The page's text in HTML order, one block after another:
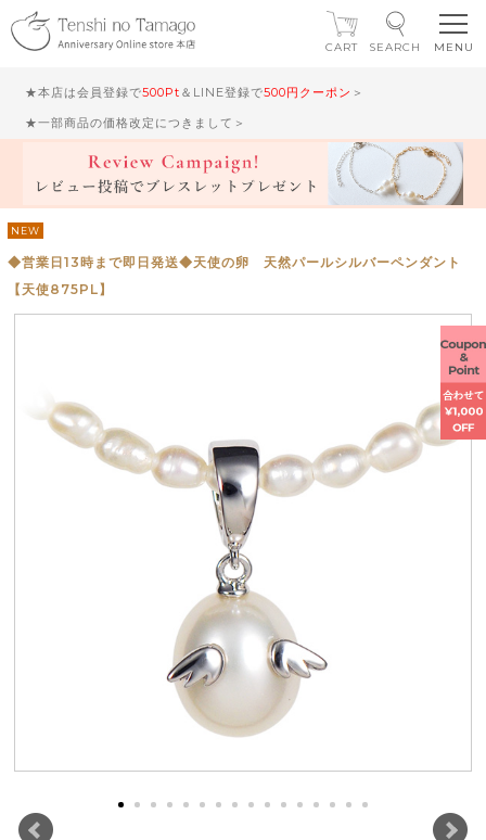
★本店は会員登録で500Pt ＆LINE登録で500円クーポン ＞
★一部商品の価格改定につきまして＞
CART SEARCH
NEW
◆営業日13時まで即日発送◆天使の卵 天然パールシルバーペンダント
【天使875PL】